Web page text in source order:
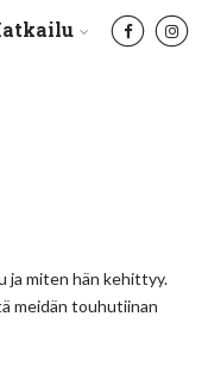
ja miten hän kehittyy.
meidän touhutiinan